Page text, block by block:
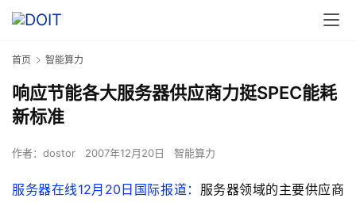
首页 智能算力
响应节能各大服务器供应商力挺SPEC能耗
新标准
作者： dostor 2007年12月20日 智能算力
服务器在线12月20日国际报道： 服务器领域的主要供应商